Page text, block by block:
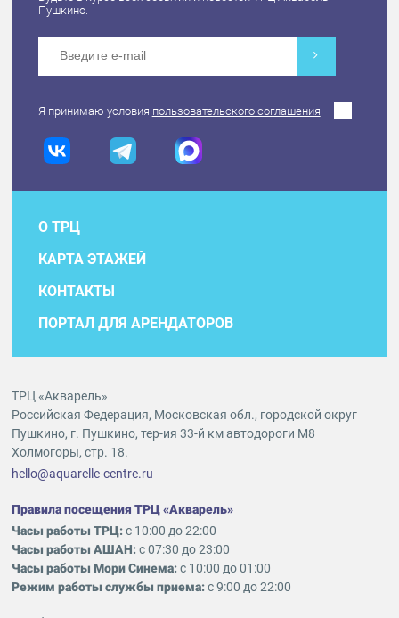
Пушкино.
Я принимаю условия пользовательского соглашения
О ТРЦ
КАРТА ЭТАЖЕЙ
КОНТАКТЫ
ПОРТАЛ ДЛЯ АРЕНДАТОРОВ
ТРЦ «Акварель»
Российская Федерация, Московская обл., городской округ
Пушкино, г. Пушкино, тер-ия 33-й км автодороги М8
Холмогоры, стр. 18.
hello@aquarelle-centre.ru
Правила посещения ТРЦ «Акварель»
Часы работы ТРЦ:с 10:00 до 22:00
Часы работы АШАН:с 07:30 до 23:00
Часы работы Мори Синема:с 10:00 до 01:00
Режим работы службы приема:с 9:00 до 22:00